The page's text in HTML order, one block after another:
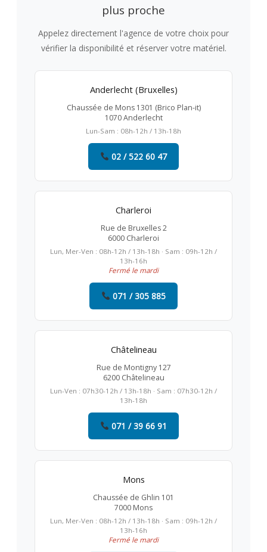
plus proche
Appelez directement l'agence de votre choix pour
vérifier la disponibilité et réserver votre matériel.
Anderlecht (Bruxelles)
Chaussée de Mons 1301 (Brico Plan-it)
1070 Anderlecht
Lun-Sam : 08h-12h / 13h-18h
02 / 522 60 47
Charleroi
Rue de Bruxelles 2
6000 Charleroi
Lun, Mer-Ven : 08h-12h / 13h-18h · Sam : 09h-12h /
13h-16h
Fermé le mardi
071 / 305 885
Châtelineau
Rue de Montigny 127
6200 Châtelineau
Lun-Ven : 07h30-12h / 13h-18h · Sam : 07h30-12h /
13h-18h
071 / 39 66 91
Mons
Chaussée de Ghlin 101
7000 Mons
Lun, Mer-Ven : 08h-12h / 13h-18h · Sam : 09h-12h /
13h-16h
Fermé le mardi